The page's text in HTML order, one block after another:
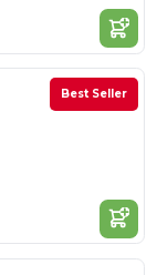
Best Seller